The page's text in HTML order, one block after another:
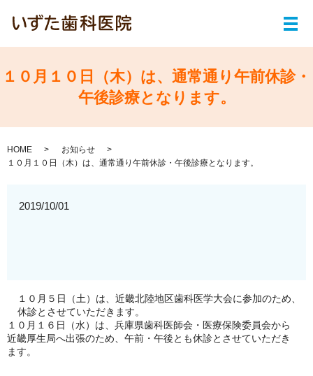
メ
１０月１０日（木）は、通常通り午前休診・
午後診療となります。
HOME
お知らせ
１０月１０日（木）は、通常通り午前休診・午後診療となります。
2019/10/01
１０月５日（土）は、近畿北陸地区歯科医学大会に参加のため、
休診とさせていただきます。
１０月１６日（水）は、兵庫県歯科医師会・医療保険委員会から
近畿厚生局へ出張のため、午前・午後とも休診とさせていただき
ます。